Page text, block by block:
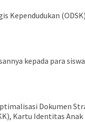
Kependudukan
kepada para
Dokumen
Kartu Identitas Anak